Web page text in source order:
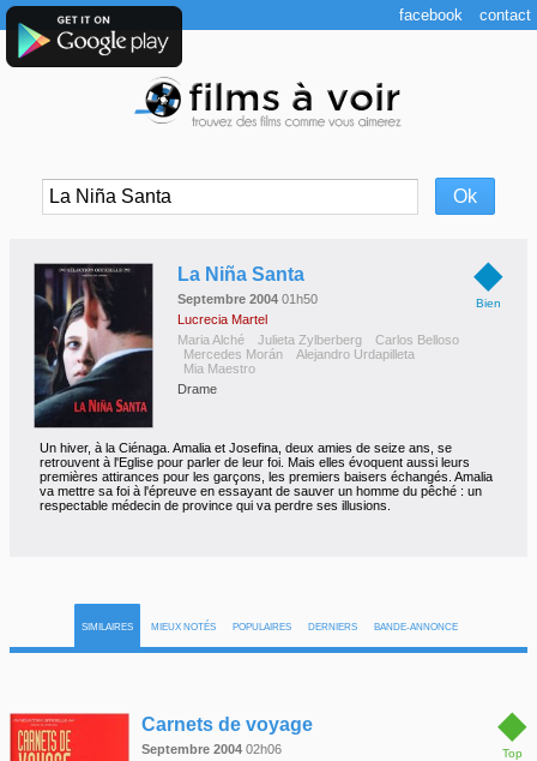
◆
Bien
La Niña Santa
Septembre 2004 01h50
Lucrecia Martel
Maria Alché
Julieta Zylberberg
Carlos Belloso
Mercedes Morán
Alejandro Urdapilleta
Mia Maestro
Drame
Un hiver, à la Ciénaga. Amalia et Josefina, deux amies de seize ans, se
retrouvent à l'Eglise pour parler de leur foi. Mais elles évoquent aussi leurs
premières attirances pour les garçons, les premiers baisers échangés. Amalia
va mettre sa foi à l'épreuve en essayant de sauver un homme du pêché : un
respectable médecin de province qui va perdre ses illusions.
SIMILAIRES MIEUX NOTÉS POPULAIRES DERNIERS BANDE-ANNONCE
◆
Top
Carnets de voyage
Septembre 2004 02h06
facebook contact